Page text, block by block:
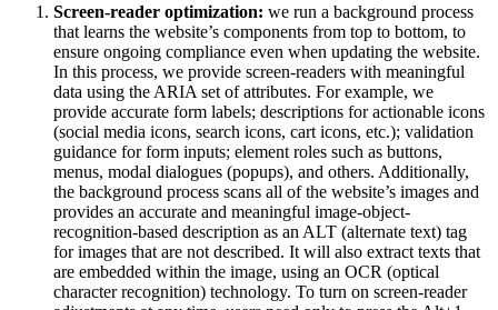
Screen-reader optimization: we run a background process
that learns the website’s components from top to bottom, to
ensure ongoing compliance even when updating the website.
In this process, we provide screen-readers with meaningful
data using the ARIA set of attributes. For example, we
provide accurate form labels; descriptions for actionable icons
(social media icons, search icons, cart icons, etc.); validation
guidance for form inputs; element roles such as buttons,
menus, modal dialogues (popups), and others. Additionally,
the background process scans all of the website’s images and
provides an accurate and meaningful image-object-
recognition-based description as an ALT (alternate text) tag
for images that are not described. It will also extract texts that
are embedded within the image, using an OCR (optical
character recognition) technology. To turn on screen-reader